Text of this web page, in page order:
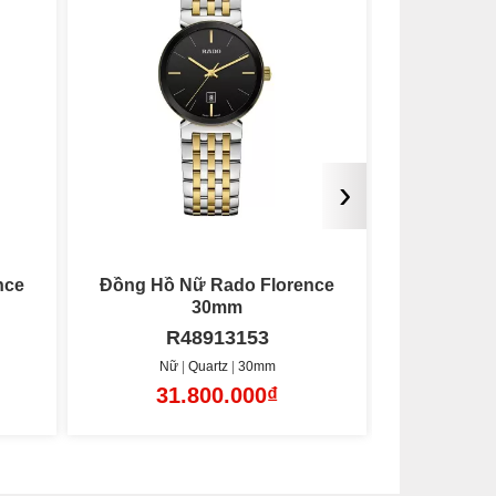
Đồng Hồ Nữ Rado Florence
Diamonds 30mm
R48913713
Nữ Quartz 30mm
35.380.000₫
›